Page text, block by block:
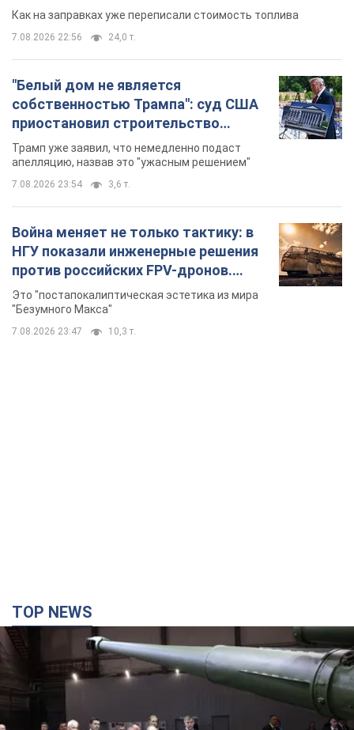
Как на заправках уже переписали стоимость топлива
7.08.2026 22:56 24,0 т.
"Белый дом не является
собственностью Трампа": суд США
приостановил строительство
бального зала стоимостью 400 млн
долларов
Трамп уже заявил, что немедленно подаст
апелляцию, назвав это "ужасным решением"
7.08.2026 23:54 3,6 т.
Война меняет не только тактику: в
НГУ показали инженерные решения
против российских FPV-дронов.
Фото
Это "постапокалиптическая эстетика из мира
"Безумного Макса"
7.08.2026 23:47 10,3 т.
TOP NEWS